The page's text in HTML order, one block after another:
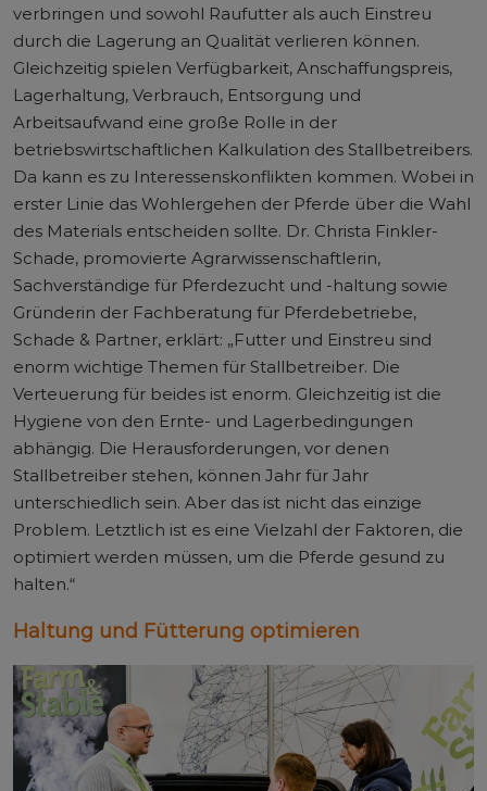
verbringen und sowohl Raufutter als auch Einstreu
durch die Lagerung an Qualität verlieren können.
Gleichzeitig spielen Verfügbarkeit, Anschaffungspreis,
Lagerhaltung, Verbrauch, Entsorgung und
Arbeitsaufwand eine große Rolle in der
betriebswirtschaftlichen Kalkulation des Stallbetreibers.
Da kann es zu Interessenskonflikten kommen. Wobei in
erster Linie das Wohlergehen der Pferde über die Wahl
des Materials entscheiden sollte. Dr. Christa Finkler-
Schade, promovierte Agrarwissenschaftlerin,
Sachverständige für Pferdezucht und -haltung sowie
Gründerin der Fachberatung für Pferdebetriebe,
Schade & Partner, erklärt: „Futter und Einstreu sind
enorm wichtige Themen für Stallbetreiber. Die
Verteuerung für beides ist enorm. Gleichzeitig ist die
Hygiene von den Ernte- und Lagerbedingungen
abhängig. Die Herausforderungen, vor denen
Stallbetreiber stehen, können Jahr für Jahr
unterschiedlich sein. Aber das ist nicht das einzige
Problem. Letztlich ist es eine Vielzahl der Faktoren, die
optimiert werden müssen, um die Pferde gesund zu
halten.“
Haltung und Fütterung optimieren